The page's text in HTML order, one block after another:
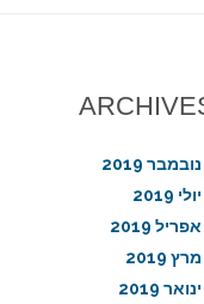
נובמבר 2019
יולי 2019
אפריל 2019
מרץ 2019
ינואר 2019